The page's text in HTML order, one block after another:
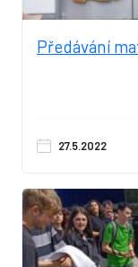
Předávání
27.5.2022